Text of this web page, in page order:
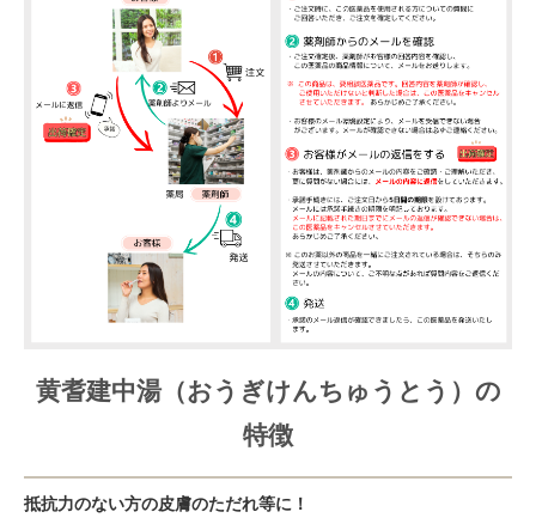
黄耆建中湯（おうぎけんちゅうとう）の
特徴
抵抗力のない方の皮膚のただれ等に！